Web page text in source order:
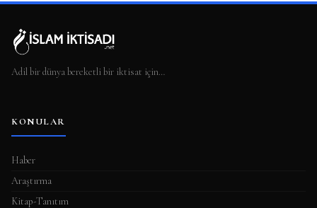
Adil bir dünya bereketli bir iktisat için…
KONULAR
Haber
Araştırma
Kitap-Tanıtım